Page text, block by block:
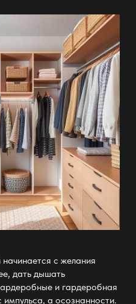
начинается с желания
дать дышать
и гардеробная
импульса, а осознанности.